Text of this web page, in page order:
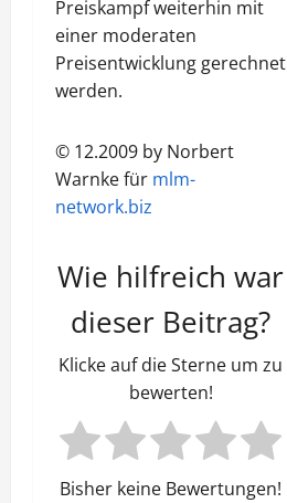
Preiskampf weiterhin mit
einer moderaten
Preisentwicklung gerechnet
werden.
© 12.2009 by Norbert
Warnke für mlm-
network.biz
Wie hilfreich war
dieser Beitrag?
Klicke auf die Sterne um zu
bewerten!
Bisher keine Bewertungen!